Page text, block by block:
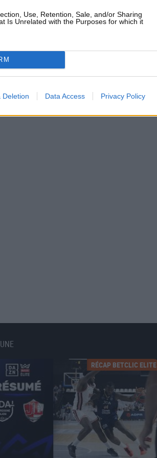
Use, Retention, Sale, and/or Sharing
Is Unrelated with the Purposes for which it
Deletion Data Access Privacy Policy
RÉCAP BETCLIC ELITE